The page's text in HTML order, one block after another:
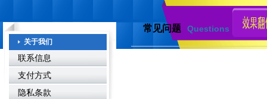
关于我们
联系信息
支付方式
隐私条款
常见问题 Questions